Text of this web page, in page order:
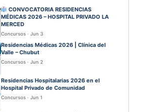
CONVOCATORIA RESIDENCIAS
MÉDICAS 2026 – HOSPITAL PRIVADO LA
MERCED
Concursos · Jun 3
Residencias Médicas 2026 | Clínica del
Valle – Chubut
Concursos · Jun 2
Residencias Hospitalarias 2026 en el
Hospital Privado de Comunidad
Concursos · Jun 1